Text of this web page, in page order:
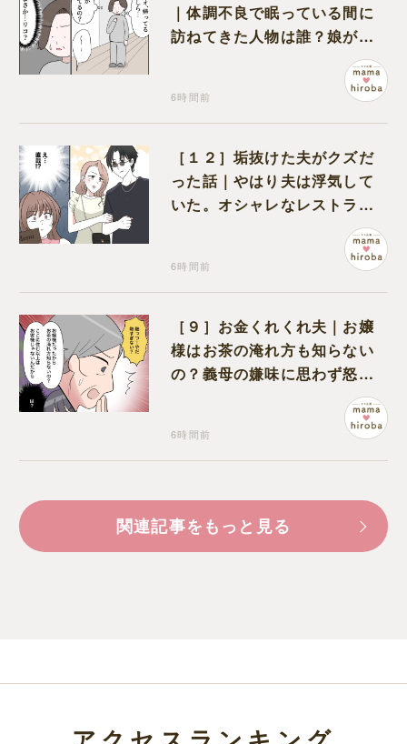
｜体調不良で眠っている間に
訪ねてきた人物は誰？娘が戻
ってきたのかと不安になる
6時間前
［１２］垢抜けた夫がクズだ
った話｜やはり夫は浮気して
いた。オシャレなレストラン
6時間前
［９］お金くれくれ夫｜お嬢
様はお茶の淹れ方も知らない
の？義母の嫌味に思わず怒り
6時間前
関連記事をもっと見る